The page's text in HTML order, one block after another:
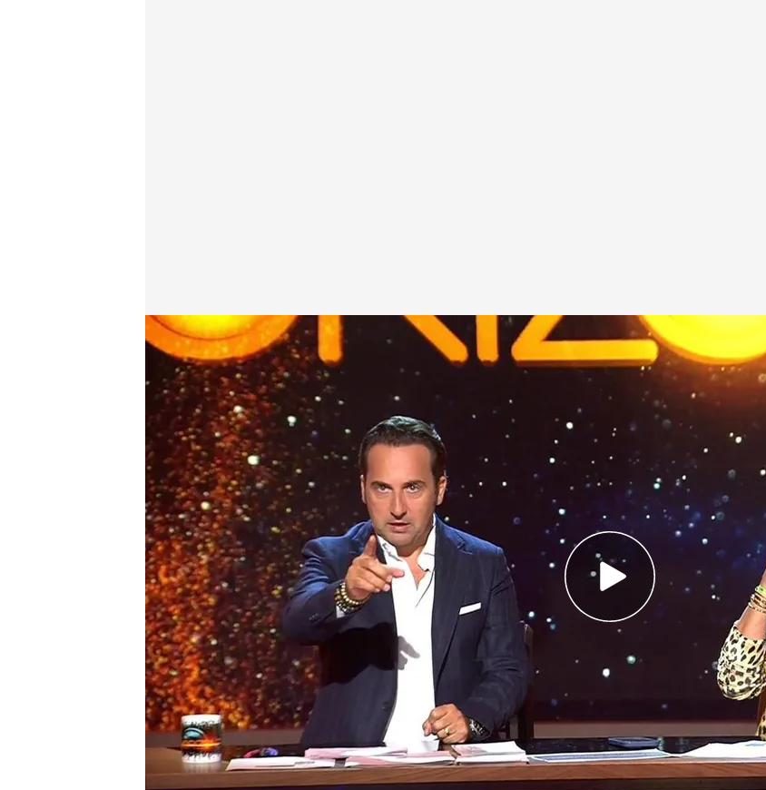
Iker Jiménez da paso a los distintos testimonios 'Horizonte'
Horizonte
Madrid, 10 OCT 2025 - 03:38h.
'Horizonte' emite el testimonio tanto de madres de víctimas actuales
como el de una antigua asistente que confirma sus denuncias
Carmen Porter ironiza sobre la reacción de los colectivos feministas
tras la polémica con las pulseras telemáticas: “¿No habéis visto las
manifestaciones?”
Compartir
La polémica en Álava saltó cuando salió a la luz la noticia de que en un
campamento
, concretamente en la localidad deBernedo, losmonitores
iban sin ropa y se duchaban desnudoscon los niños que asistían al mismo
y cuya edad rondaba entre los13 y los 15 años.